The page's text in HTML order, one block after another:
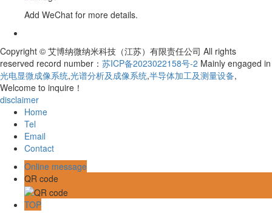
Add WeChat for more details.
Copyright © 艾博纳微纳米科技（江苏）有限责任公司 All rights
reserved record number： 苏ICP备2023022158号-2 Mainly engaged in
光电显微成像系统,光谱分析及成像系统,半导体加工及测量设备,
Welcome to inquire！
disclaimer
Home
Tel
Email
Contact
Online message
QR code
TOP